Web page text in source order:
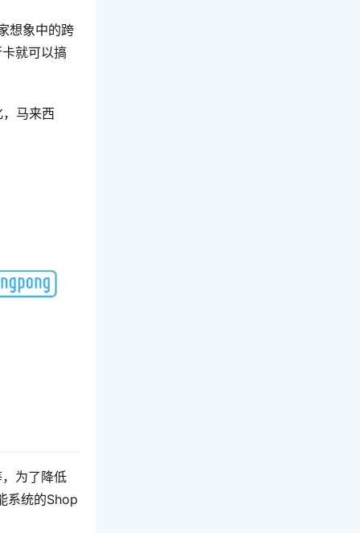
想象中的跨
就可以搞
马来西
为了降低
系统的Shop